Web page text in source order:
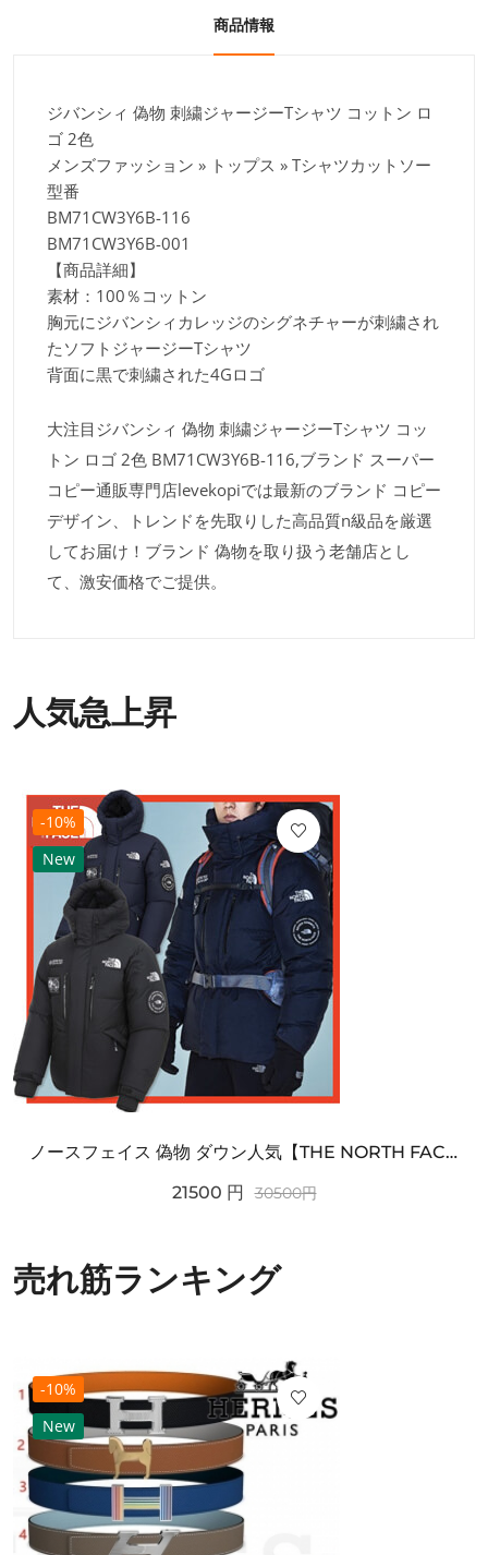
商品情報
ジバンシィ 偽物 刺繍ジャージーTシャツ コットン ロ
ゴ 2色
メンズファッション » トップス » Tシャツカットソー
型番
BM71CW3Y6B-116
BM71CW3Y6B-001
【商品詳細】
素材：100％コットン
胸元にジバンシィカレッジのシグネチャーが刺繍され
たソフトジャージーTシャツ
背面に黒で刺繍された4Gロゴ
大注目ジバンシィ 偽物 刺繍ジャージーTシャツ コッ
トン ロゴ 2色 BM71CW3Y6B-116,ブランド スーパー
コピー通販専門店levekopiでは最新のブランド コピー
デザイン、トレンドを先取りした高品質n級品を厳選
してお届け！ブランド 偽物を取り扱う老舗店とし
て、激安価格でご提供。
人気急上昇
-10%
New
ノースフェイス 偽物 ダウン人気【THE NORTH FACE】M'S 7 SUMMIT HIM...
21500 円 30500円
売れ筋ランキング
-10%
New